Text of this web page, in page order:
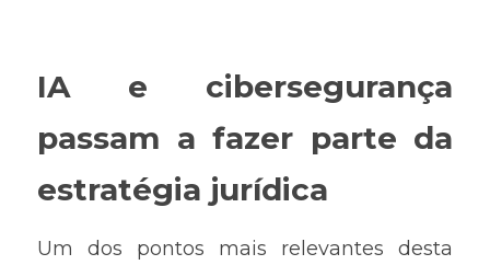
IA e cibersegurança
passam a fazer parte da
estratégia jurídica
Um dos pontos mais relevantes desta